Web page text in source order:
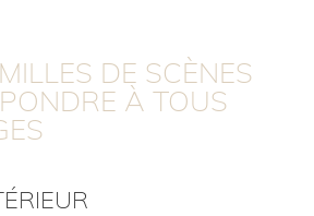
DE SCÈNES
À TOUS